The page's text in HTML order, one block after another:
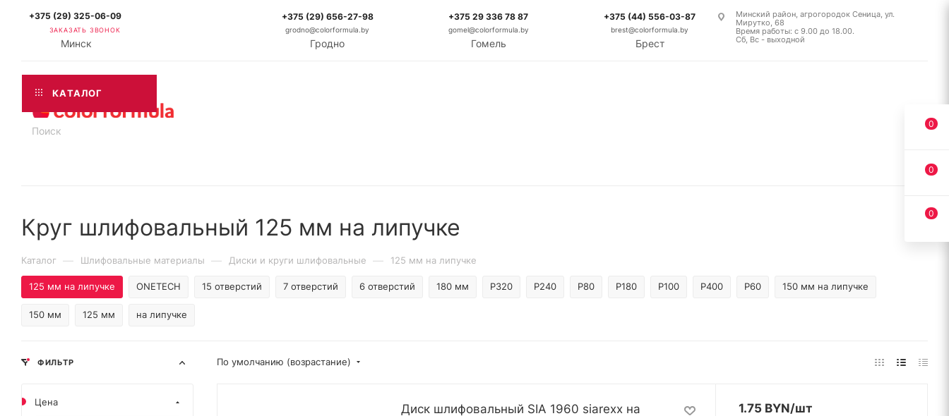
+375 (29) 325-06-09
ЗАКАЗАТЬ ЗВОНОК
Минск
+375 (29) 656-27-98
grodno@colorformula.by
Гродно
+375 29 336 78 87
gomel@colorformula.by
Гомель
+375 (44) 556-03-87
brest@colorformula.by
Брест
Минский район, агрогородок Сеница, ул.
Мирутко, 68
Время работы: с 9.00 до 18.00.
Сб, Вс - выходной
КАТАЛОГ
Круг шлифовальный 125 мм на липучке
Каталог — Шлифовальные материалы — Диски и круги шлифовальные — 125 мм на липучке
ONETECH 15 отверстий 7 отверстий 6 отверстий 180 мм P320 P240 P80 P180 P100 P400 P60 150 мм на липучке
150 мм
125 мм на липучке
125 мм на липучке
По умолчанию (возрастание)
Диск шлифовальный SIA 1960 siarexx на
1.75 BYN/шт
ФИЛЬТР
Цена
0
0
0